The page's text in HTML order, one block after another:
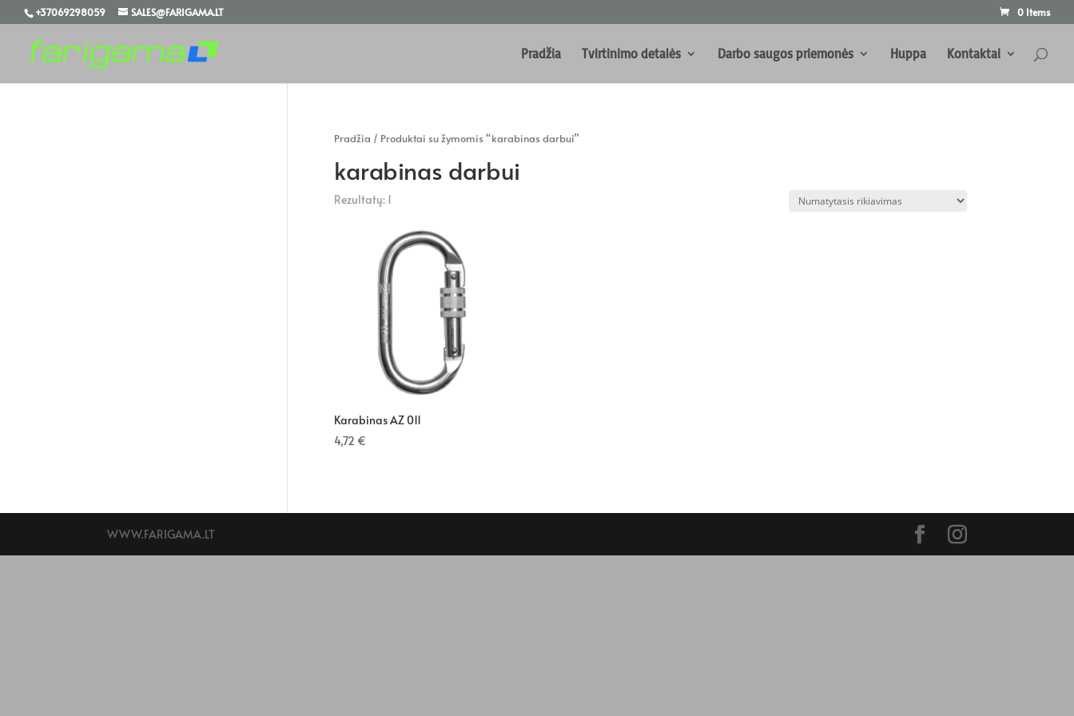
+37069298059 SALES@FARIGAMA.LT 0 Items
Pradžia Tvirtinimo detalės Darbo saugos priemonės Huppa Kontaktai
Pradžia / Produktai su žymomis “karabinas darbui”
karabinas darbui
Rezultatų: 1
Karabinas AZ 011
4,72 €
WWW.FARIGAMA.LT